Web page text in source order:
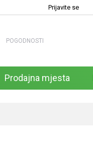
Prijavite se
POGODNOSTI
Prodajna mjesta